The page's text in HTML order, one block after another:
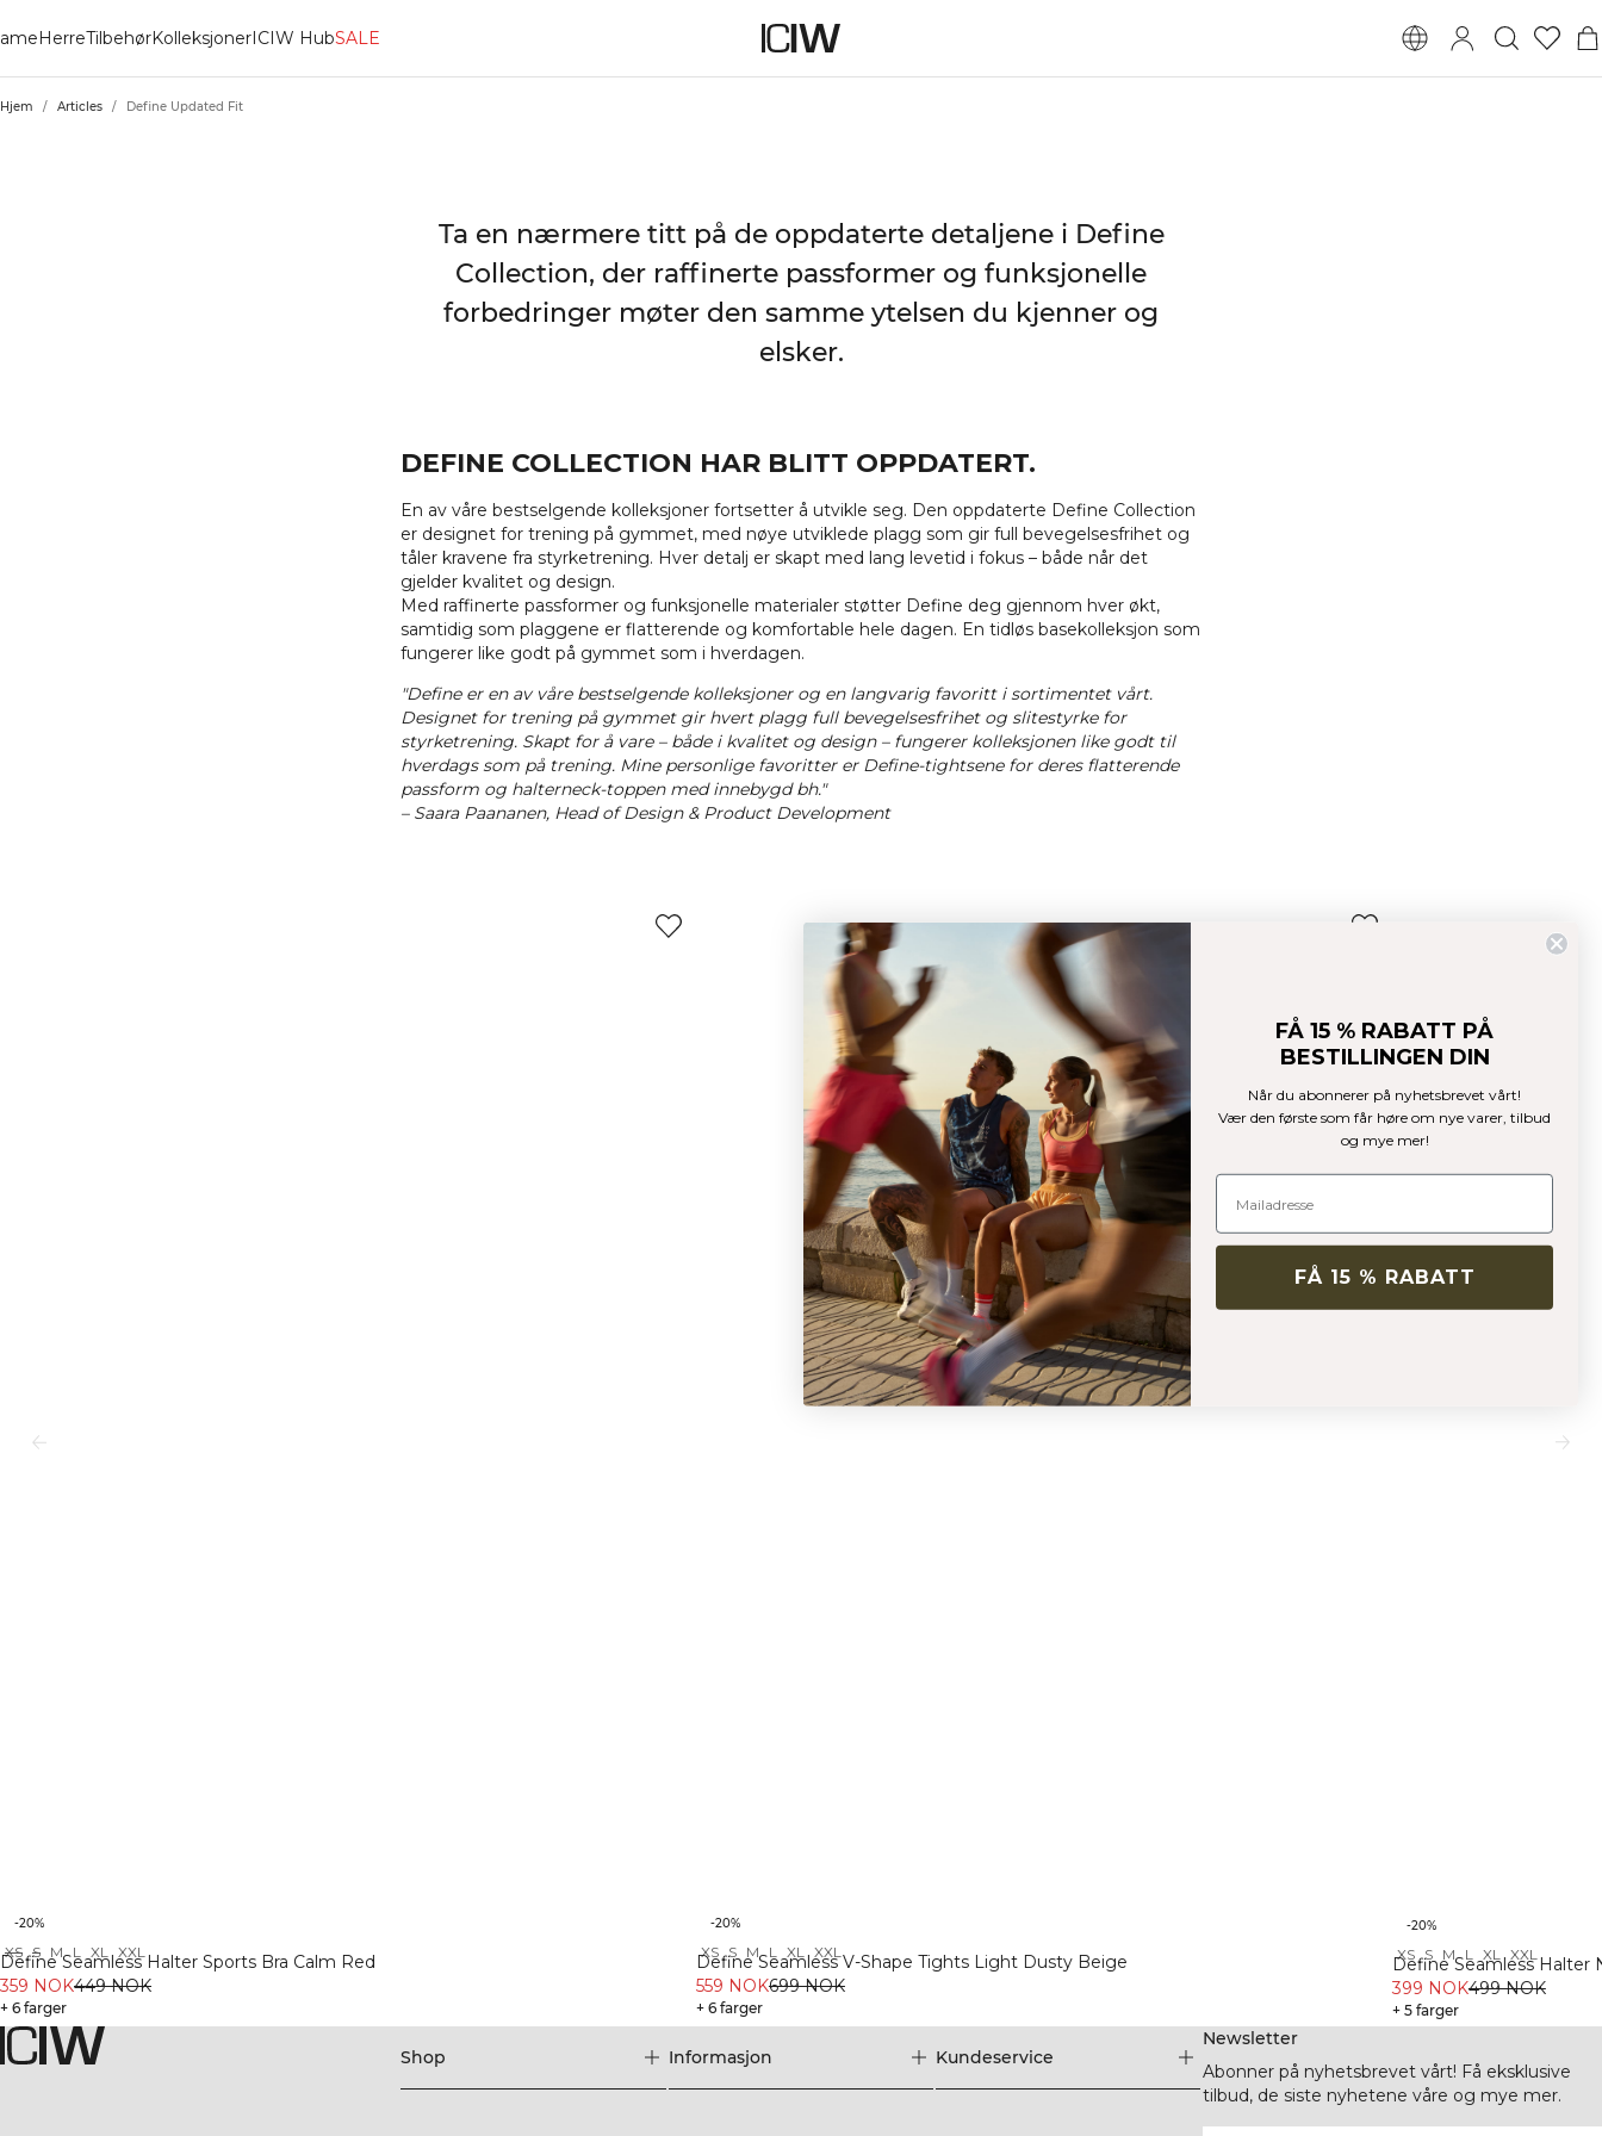
HerreTilbehørKolleksjonerICIW HubSALE
Hjem / Articles / Define Updated Fit
Ta en nærmere titt på de oppdaterte detaljene i Define
Collection, der raffinerte passformer og funksjonelle
forbedringer møter den samme ytelsen du kjenner og
elsker.
DEFINE COLLECTION HAR BLITT OPPDATERT.
En av våre bestselgende kolleksjoner fortsetter å utvikle seg. Den oppdaterte Define Collection
er designet for trening på gymmet, med nøye utviklede plagg som gir full bevegelsesfrihet og
tåler kravene fra styrketrening. Hver detalj er skapt med lang levetid i fokus – både når det
gjelder kvalitet og design.
Med raffinerte passformer og funksjonelle materialer støtter Define deg gjennom hver økt,
samtidig som plaggene er flatterende og komfortable hele dagen. En tidløs basekolleksjon som
fungerer like godt på gymmet som i hverdagen.
"Define er en av våre bestselgende kolleksjoner og en langvarig favoritt i sortimentet vårt.
Designet for trening på gymmet gir hvert plagg full bevegelsesfrihet og slitestyrke for
styrketrening. Skapt for å vare – både i kvalitet og design – fungerer kolleksjonen like godt til
hverdags som på trening. Mine personlige favoritter er Define-tightsene for deres flatterende
passform og halterneck-toppen med innebygd bh."
– Saara Paananen, Head of Design & Product Development
-20%
XS S M L XL XXL
Define Seamless Halter Sports Bra Calm Red
359 NOK449 NOK
+ 6 farger
-20%
XS S M L XL XXL
Define Seamless V-Shape Tights Light Dusty Beige
559 NOK699 NOK
+ 6 farger
-20%
XS S M L XL XXL
Define Seamless Halter
399 NOK499 NOK
+ 5 farger
Shop Informasjon Kundeservice
Newsletter
Abonner på nyhetsbrevet vårt! Få eksklusive
tilbud, de siste nyhetene våre og mye mer.
FÅ 15 % RABATT PÅ
BESTILLINGEN DIN
Når du abonnerer på nyhetsbrevet vårt!
Vær den første som får høre om nye varer, tilbud
og mye mer!
FÅ 15 % RABATT